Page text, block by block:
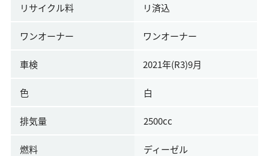
リサイクル料 リ済込
ワンオーナー ワンオーナー
車検 2021年(R3)9月
色 白
排気量 2500cc
燃料 ディーゼル